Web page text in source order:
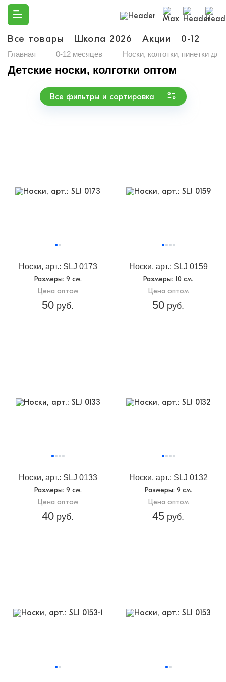
Все товары Школа 2026 Акции 0-12
Главная 0-12 месяцев Носки, колготки, пинетки
Детские носки, колготки оптом
Все фильтры и сортировка
Носки, арт.: SLJ 0173
Размеры: 9 см.
Цена оптом
50 руб.
Носки, арт.: SLJ 0159
Размеры: 10 см.
Цена оптом
50 руб.
Носки, арт.: SLJ 0133
Размеры: 9 см.
Цена оптом
40 руб.
Носки, арт.: SLJ 0132
Размеры: 9 см.
Цена оптом
45 руб.